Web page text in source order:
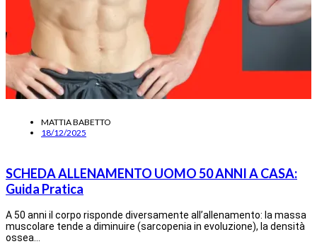
MATTIA BABETTO
18/12/2025
SCHEDA ALLENAMENTO UOMO 50 ANNI A CASA:
Guida Pratica
A 50 anni il corpo risponde diversamente all’allenamento: la massa
muscolare tende a diminuire (sarcopenia in evoluzione), la densità
ossea…